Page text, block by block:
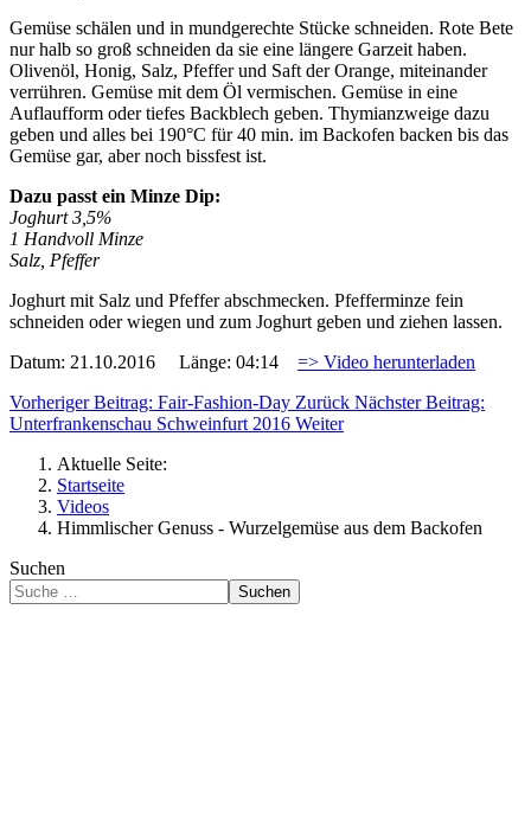
Gemüse schälen und in mundgerechte Stücke schneiden. Rote Bete
nur halb so groß schneiden da sie eine längere Garzeit haben.
Olivenöl, Honig, Salz, Pfeffer und Saft der Orange, miteinander
verrühren. Gemüse mit dem Öl vermischen. Gemüse in eine
Auflaufform oder tiefes Backblech geben. Thymianzweige dazu
geben und alles bei 190°C für 40 min. im Backofen backen bis das
Gemüse gar, aber noch bissfest ist.
Dazu passt ein Minze Dip:
Joghurt 3,5%
1 Handvoll Minze
Salz, Pfeffer
Joghurt mit Salz und Pfeffer abschmecken. Pfefferminze fein
schneiden oder wiegen und zum Joghurt geben und ziehen lassen.
Datum: 21.10.2016 Länge: 04:14 => Video herunterladen
Vorheriger Beitrag: Fair-Fashion-Day Zurück Nächster Beitrag:
Unterfrankenschau Schweinfurt 2016 Weiter
Aktuelle Seite:
Startseite
Videos
Himmlischer Genuss - Wurzelgemüse aus dem Backofen
Suchen
Suchen